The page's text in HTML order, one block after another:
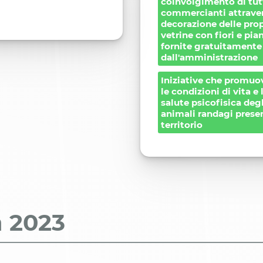
commercianti
decorazione delle
vetrine con fiori e
fornite gratuitamente
dall'amministrazione
Iniziative che
le condizioni di vita e
salute psicofisica
animali randagi
territorio
2023